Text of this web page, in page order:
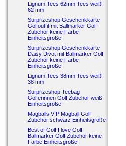
Lignum Tees 62mm Tees weiß
62 mm
Surprizeshop Geschenkkarte
Golfoutfit mit Ballmarker Golf
Zubehör keine Farbe
Einheitsgröße
Surprizeshop Geschenkkarte
Daisy Divot mit Ballmarker Golf
Zubehör keine Farbe
Einheitsgröße
Lignum Tees 38mm Tees weiß
38 mm
Surprizeshop Teebag
Golferinnen Golf Zubehör weiß
Einheitsgröße
Magballs VIP Magball Golf
Zubehör schwarz Einheitsgröße
Best of Golf I love Golf
Ballmarker Golf Zubehör keine
Farbe Einheitsgröße